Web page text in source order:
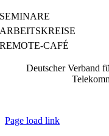
SEMINARE
ARBEITSKREISE
REMOTE-CAFÉ
Deutscher Verband
Page load link